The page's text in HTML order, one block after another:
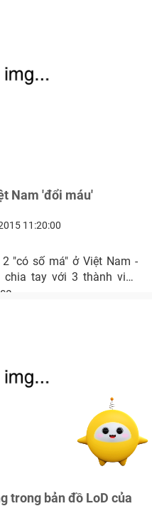
Nam 'đổi máu'
11:20:00
"có số má" ở Việt Nam -
tay với 3 thành viên
trong bản đồ LoD của